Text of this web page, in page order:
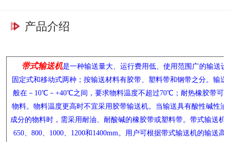
产品介绍
带式输送机是一种输送量大、运行费用低、使用范围广的输送
固定式和移动式两种；按输送材料有胶带、塑料带和钢带之分。输
般在－10℃－+40℃之间，要求物料温度不超过70℃；耐热橡胶带可
物料。物料温度更高时不宜采用胶带输送机。当输送具有酸性碱性
成分的物料时，需采用耐油、耐酸碱的橡胶带或塑料带。带式输送机
650、800、1000、1200和1400mm。用户可根据带式输送机的输送